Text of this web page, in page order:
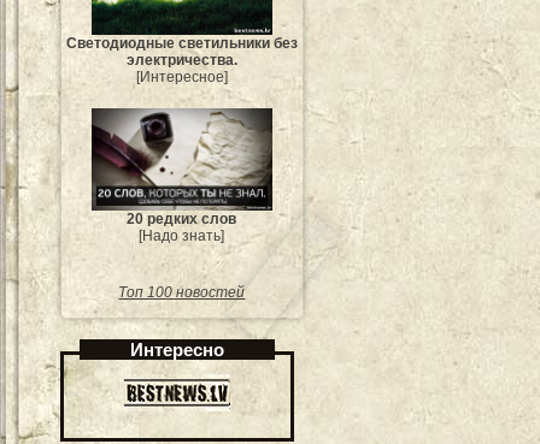
Светодиодные светильники без
электричества.
[Интересное]
20 редких слов
[Надо знать]
Топ 100 новостей
Интересно